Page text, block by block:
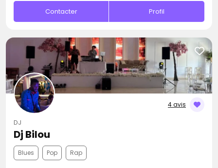
Contacter Profil
4 avis
DJ
Dj Bilou
Blues Pop Rap